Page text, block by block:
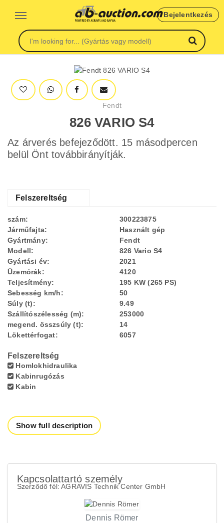
Bejelentkezés
Fendt
826 VARIO S4
Az árverés befejeződött. 15 másodpercen
belül Önt továbbirányítják.
Felszereltség
szám:
300223875
Járműfajta:
Használt gép
Gyártmány:
Fendt
Modell:
826 Vario S4
Gyártási év:
2021
Üzemórák:
4120
Teljesítmény:
195 KW (265 PS)
Sebesség km/h:
50
Súly (t):
9.49
Szállítószélesség (m):
253000
megend. összsúly (t):
14
Lökettérfogat:
6057
Felszereltség
Homlokhidraulika
Kabinrugózás
Kabin
Show full description
Kapcsolattartó személy
Szerződő fél: AGRAVIS Technik Center GmbH
Dennis Römer